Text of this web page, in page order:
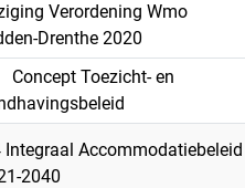
Verordening Wmo
Drenthe 2020
Concept Toezicht- en
Integraal Accommodatiebeleid
2040